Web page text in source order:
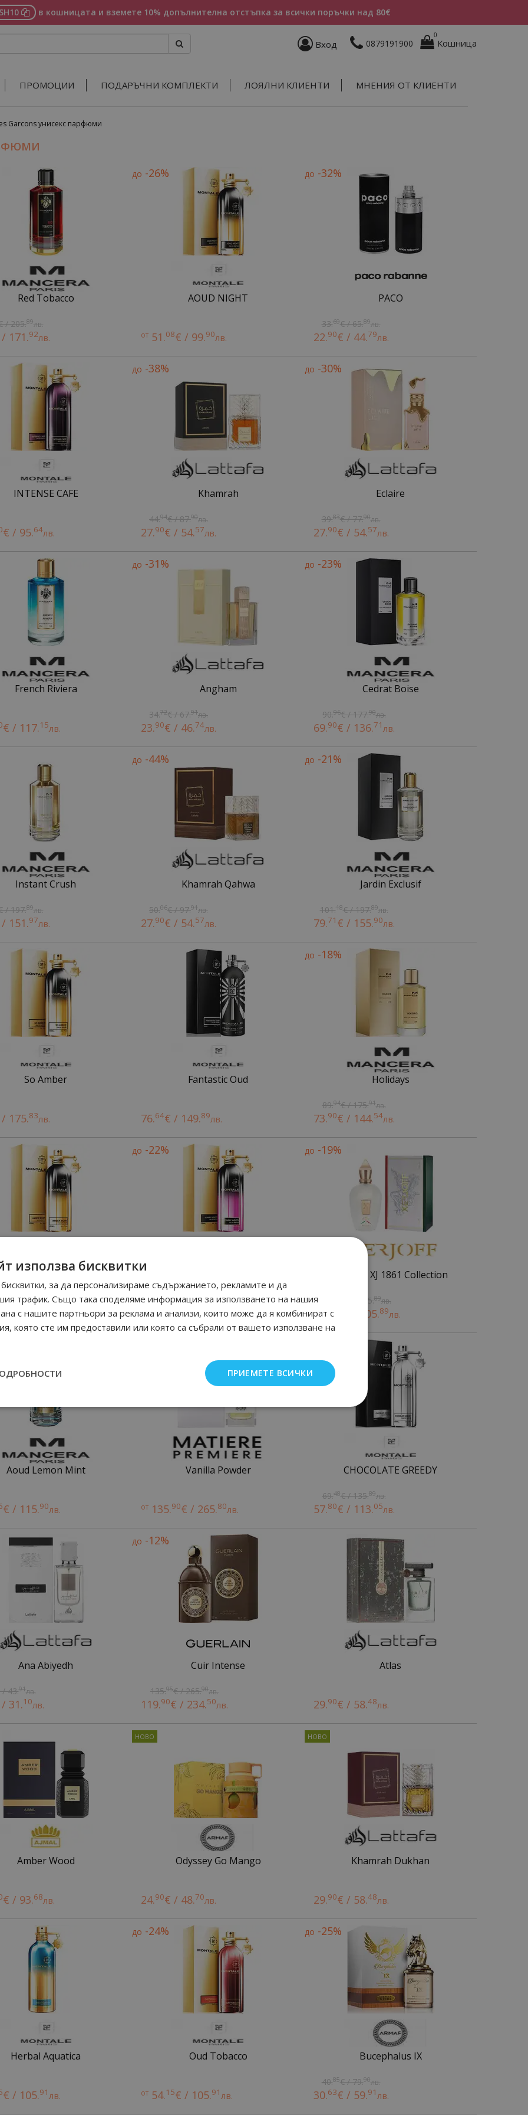
в кошницата и вземете 10% допълнителна отстъпка за всички поръчки над 80€
Вход 0879191900
0
Кошница
ПРОМОЦИИ ПОДАРЪЧНИ КОМПЛЕКТИ ЛОЯЛНИ КЛИЕНТИ МНЕНИЯ ОТ КЛИЕНТИ
Garcons унисекс парфюми
Red Tobacco
/ 205.89лв.
171.92лв.
до -26%
AOUD NIGHT
от 51.08€ / 99.90лв.
до -32%
PACO
33.69€ / 65.89лв.
22.90€ / 44.79лв.
INTENSE CAFE
€ / 95.64лв.
до -38%
Khamrah
44.94€ / 87.90лв.
27.90€ / 54.57лв.
до -30%
Eclaire
39.83€ / 77.90лв.
27.90€ / 54.57лв.
French Riviera
€ / 117.15лв.
до -31%
Angham
34.72€ / 67.91лв.
23.90€ / 46.74лв.
до -23%
Cedrat Boise
90.96€ / 177.90лв.
69.90€ / 136.71лв.
Instant Crush
/ 197.89лв.
151.97лв.
до -44%
Khamrah Qahwa
50.06€ / 97.91лв.
27.90€ / 54.57лв.
до -21%
Jardin Exclusif
101.18€ / 197.89лв.
79.71 € / 155.90лв.
So Amber
175.83лв.
Fantastic Oud
76.64€ / 149.89лв.
до -18%
Holidays
89.94€ / 175.91лв.
73.90€ / 144.54лв.
Amber Musk
/ 189.89лв.
158.23лв.
до -22%
от 51.08€ / 99.90лв.
до -19%
Naxos - XJ 1861 Collection
€ / 375.89лв.
156.40 € / 305.89лв.
Aoud Lemon Mint
€ / 115.90лв.
Vanilla Powder
от 135.90€ / 265.80лв.
CHOCOLATE GREEDY
69.48€ / 135.89лв.
57.80€ / 113.05лв.
Ana Abiyedh
/ 43.91лв.
31.10лв.
до -12%
Cuir Intense
135.95€ / 265.90лв.
119.90€ / 234.50лв.
Atlas
29.90€ / 58.48лв.
Amber Wood
€ / 93.68лв.
Odyssey Go Mango
24.90€ / 48.70лв.
Khamrah Dukhan
29.90€ / 58.48лв.
Herbal Aquatica
€ / 105.91лв.
до -24%
Oud Tobacco
от 54.15€ / 105.91лв.
до -25%
Bucephalus IX
40.85€ / 79.90лв.
30.63€ / 59.91лв.
използва бисквитки
за да персонализираме съдържанието, рекламите и да
трафик. Също така споделяме информация за използването на нашия
с нашите партньори за реклама и анализи, които може да я комбинират с
която сте им предоставили или която са събрали от вашето използване на
ПРИЕМЕТЕ ВСИЧКИ